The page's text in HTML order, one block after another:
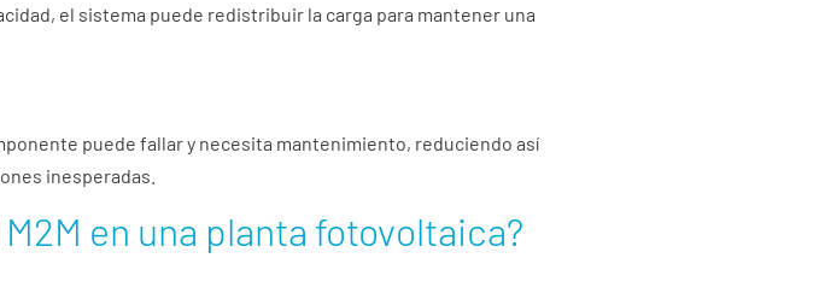
el sistema puede redistribuir la carga para mantener una
puede fallar y necesita mantenimiento, reduciendo así
inesperadas.
en una planta fotovoltaica?